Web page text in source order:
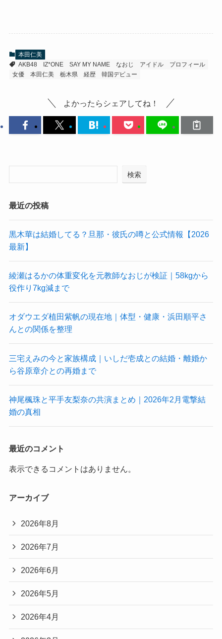
本田仁美
AKB48
IZ*ONE SAY MY NAME なおじ アイドル
プロフィール
女優
本田仁美 栃木県 経歴 韓国デビュー
よかったらシェアしてね！
検索
最近の投稿
黒木華は結婚してる？旦那・彼氏の噂と公式情報【2026
最新】
綾瀬はるかの体重変化を元教師なおじが検証｜58kgから
役作り7kg減まで
オダウエダ植田紫帆の現在地｜体型・健康・浜田順平さ
んとの関係を整理
三宅えみの今と家族構成｜いしだ壱成との結婚・離婚か
ら谷原章介との再婚まで
神尾楓珠と平手友梨奈の共演まとめ｜2026年2月電撃結
婚の真相
最近のコメント
表示できるコメントはありません。
アーカイブ
2026年8月
2026年7月
2026年6月
2026年5月
2026年4月